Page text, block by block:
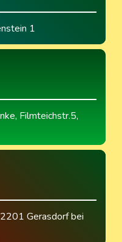
1
, Filmteichstr.5,
Gerasdorf bei